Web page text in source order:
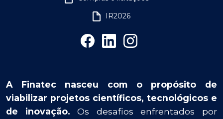
IR2026
A Finatec nasceu com o propósito de
viabilizar projetos científicos, tecnológicos e
de inovação. Os desafios enfrentados por